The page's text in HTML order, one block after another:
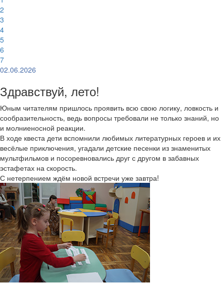
2
3
4
5
6
7
02.06.2026
Здравствуй, лето!
Юным читателям пришлось проявить всю свою логику, ловкость и
сообразительность, ведь вопросы требовали не только знаний, но
и молниеносной реакции.
В ходе квеста дети вспомнили любимых литературных героев и их
весёлые приключения, угадали детские песенки из знаменитых
мультфильмов и посоревновались друг с другом в забавных
эстафетах на скорость.
С нетерпением ждём новой встречи уже завтра!